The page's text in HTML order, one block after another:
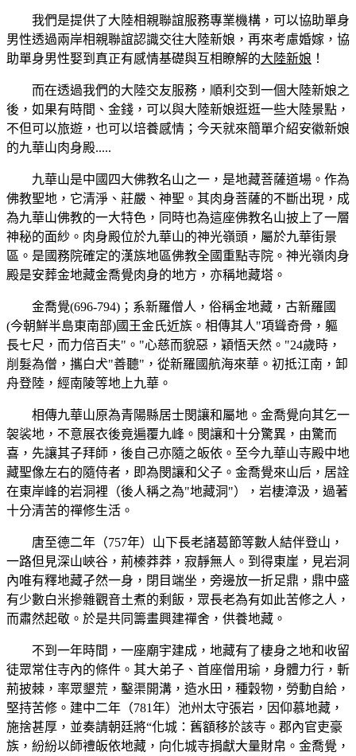
我們是提供了大陸相親聯誼服務專業機構，可以協助單身
男性透過兩岸相親聯誼認識交往大陸新娘，再來考慮婚嫁，協
助單身男性娶到真正有感情基礎與互相瞭解的大陸新娘 ！
而在透過我們的大陸交友服務，順利交到一個大陸新娘之
後，如果有時間、金錢，可以與大陸新娘逛逛一些大陸景點，
不但可以旅遊，也可以培養感情；今天就來簡單介紹安徽新娘
的九華山肉身殿.....
九華山是中國四大佛教名山之一，是地藏菩薩道場。作為
佛教聖地，它清淨、莊嚴、神聖。其肉身菩薩的不斷出現，成
為九華山佛教的一大特色，同時也為這座佛教名山披上了一層
神秘的面紗。肉身殿位於九華山的神光嶺頭，屬於九華街景
區。是國務院確定的漢族地區佛教全國重點寺院。神光嶺肉身
殿是安葬金地藏金喬覺肉身的地方，亦稱地藏塔。
金喬覺(696-794)；系新羅僧人，俗稱金地藏，古新羅國
(今朝鮮半島東南部)國王金氏近族。相傳其人"項聳奇骨，軀
長七尺，而力倍百夫"。"心慈而貌惡，穎悟天然。"24歲時，
削髮為僧，攜白犬"善聽"，從新羅國航海來華。初抵江南，卸
舟登陸，經南陵等地上九華。
相傳九華山原為青陽縣居士閔讓和屬地。金喬覺向其乞一
袈裟地，不意展衣後竟遍覆九峰。閔讓和十分驚異，由驚而
喜，先讓其子拜師，後自己亦隨之皈依。至今九華山寺殿中地
藏聖像左右的隨侍者，即為閔讓和父子。金喬覺來山后，居詮
在東岸峰的岩洞裡（後人稱之為"地藏洞"），岩棲漳汲，過著
十分清苦的禪修生活。
唐至德二年（757年）山下長老諸葛節等數人結伴登山，
一路但見深山峽谷，荊榛莽莽，寂靜無人。到得東崖，見岩洞
內唯有釋地藏孑然一身，閉目端坐，旁邊放一折足鼎，鼎中盛
有少數白米摻雜觀音土煮的剩飯，眾長老為有如此苦修之人，
而肅然起敬。於是共同籌畫興建禪舍，供養地藏。
不到一年時間，一座廟宇建成，地藏有了棲身之地和收留
徒眾常住寺內的條件。其大弟子、首座僧用瑜，身體力行，斬
荊披棘，率眾墾荒，鑿渠開溝，造水田，種穀物，勞動自給，
堅持苦修。建中二年（781年）池州太守張岩，因仰慕地藏，
施捨甚厚，並奏請朝廷將“化城：舊額移於該寺。郡內官吏豪
族，紛紛以師禮皈依地藏，向化城寺捐獻大量財帛。金喬覺，